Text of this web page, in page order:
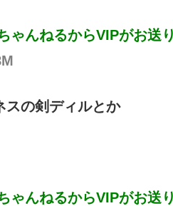
ゃんねるからVIPがお送
スの剣ディルとか
ゃんねるからVIPがお送